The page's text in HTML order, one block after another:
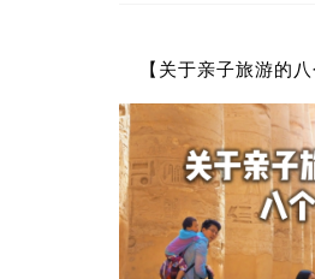
【关于亲子旅游的